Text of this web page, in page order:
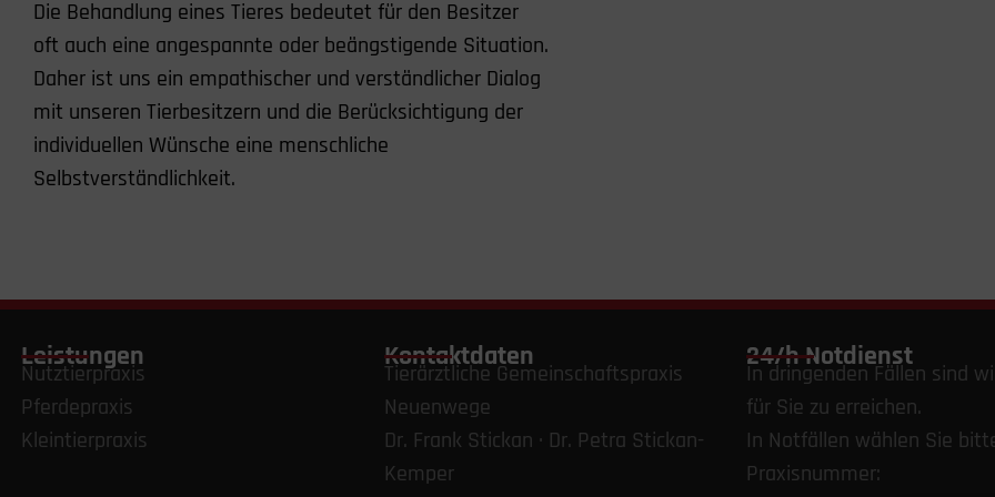
Die Behandlung eines Tieres bedeutet für den Besitzer
oft auch eine angespannte oder beängstigende Situation.
Daher ist uns ein empathischer und verständlicher Dialog
mit unseren Tierbesitzern und die Berücksichtigung der
individuellen Wünsche eine menschliche
Selbstverständlichkeit.
Leistungen
Nutztierpraxis
Pferdepraxis
Kleintierpraxis
Kontaktdaten
Tierärztliche Gemeinschaftspraxis
Neuenwege
Dr. Frank Stickan · Dr. Petra Stickan-
Kemper
24/h Notdienst
In dringenden Fällen sind
für Sie zu erreichen.
In Notfällen wählen Sie
Praxisnummer: